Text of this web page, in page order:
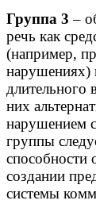
Группа 3 –
речь как
(например,
нарушениях)
длительного
них
нарушением
группы
способности
создании
системы